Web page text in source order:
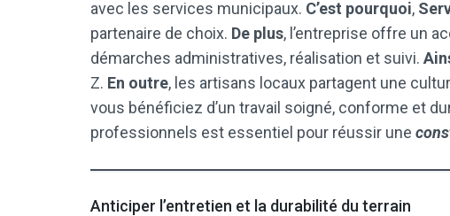
avec les services municipaux. C’est pourquoi,
partenaire de choix. De plus, l’entreprise offre un
démarches administratives, réalisation et suivi.
Z. En outre, les artisans locaux partagent une
vous bénéficiez d’un travail soigné, conforme et
professionnels est essentiel pour réussir une
Anticiper l’entretien et la durabilité du terrain